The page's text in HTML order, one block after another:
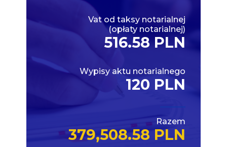
Vat od taksy notarialnej
(opłaty notarialnej)
516.58 PLN
Wypisy aktu notarialnego
120 PLN
Razem
379,508.58 PLN